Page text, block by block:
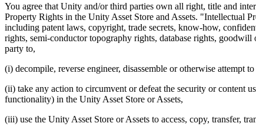
You agree that Unity and/or third parties own all right, title and
Property Rights in the Unity Asset Store and Assets. "Intellectual
including patent laws, copyright, trade secrets, know-how,
rights, semi-conductor topography rights, database rights,
party to,
(i) decompile, reverse engineer, disassemble or otherwise attempt
(ii) take any action to circumvent or defeat the security or content
functionality) in the Unity Asset Store or Assets,
(iii) use the Unity Asset Store or Assets to access, copy, transfer,